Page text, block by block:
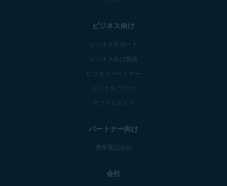
ビジネス向け
ビジネスサポート
ビジネス向け製品
ビジネスパートナー
ビジネス ブログ
アフィリエイト
パートナー向け
携帯電話会社
会社